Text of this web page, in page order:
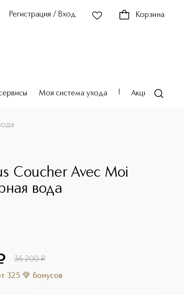
Регистрация / Вход Корзина
Моя система ухода Акции
Coucher Avec Moi
вода
36 200 ¤
325 бонусов